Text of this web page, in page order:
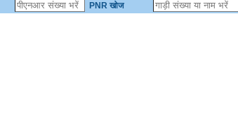
PNR खोज